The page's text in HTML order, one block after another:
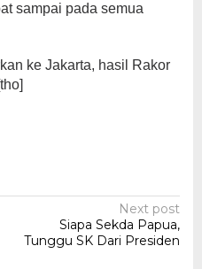
sampai pada semua
ke Jakarta, hasil Rakor
Next post
Siapa Sekda Papua,
Tunggu SK Dari Presiden